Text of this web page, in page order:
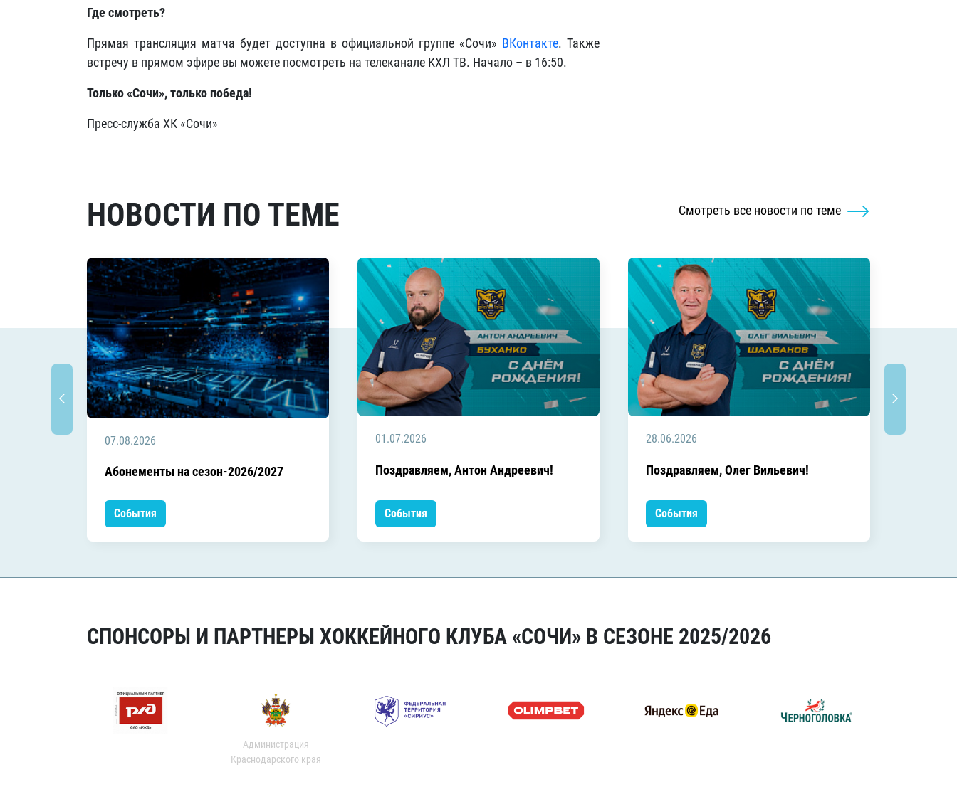
Где смотреть?
Прямая трансляция матча будет доступна в официальной группе «Сочи» ВКонтакте. Также
встречу в прямом эфире вы можете посмотреть на телеканале КХЛ ТВ. Начало – в 16:50.
Только «Сочи», только победа!
Пресс-служба ХК «Сочи»
НОВОСТИ ПО ТЕМЕ Смотреть все новости по теме
07.08.2026
Абонементы на сезон-2026/2027
События
01.07.2026
Поздравляем, Антон Андреевич!
События
28.06.2026
Поздравляем, Олег Вильевич!
События
СПОНСОРЫ И ПАРТНЕРЫ ХОККЕЙНОГО КЛУБА «СОЧИ» В СЕЗОНЕ 2025/2026
Администрация
Краснодарского края